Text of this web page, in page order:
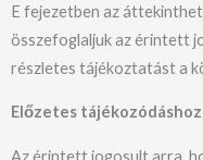
E fejezetben az
összefoglaljuk az érintett
részletes tájékoztatást a
Előzetes
Az érintett jogosult arra,